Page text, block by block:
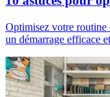
Optimisez votre routine
un démarrage efficace